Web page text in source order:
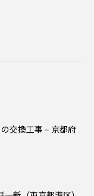
交換工事 – 京都府